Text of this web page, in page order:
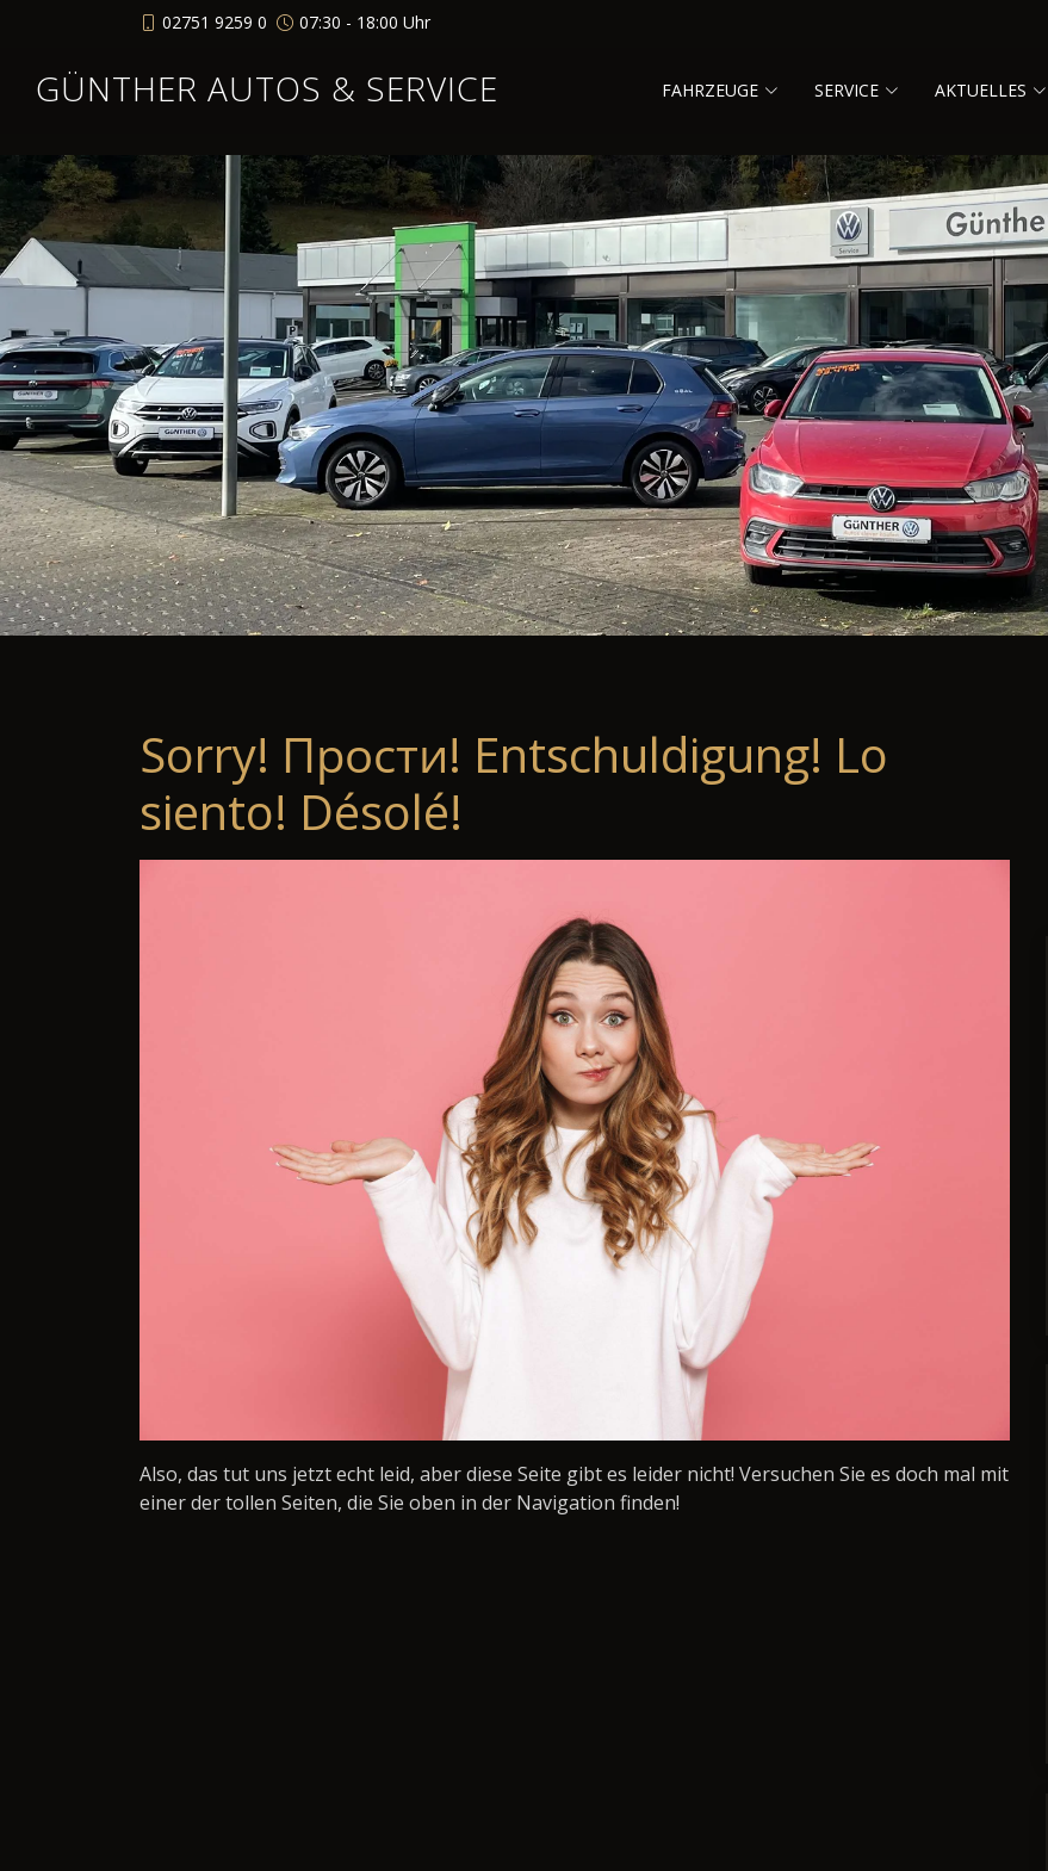
02751 9259 0 07:30 - 18:00 Uhr
GÜNTHER AUTOS & SERVICE FAHRZEUGE SERVICE AKTUELLES
Sorry! Прости! Entschuldigung! Lo
siento! Désolé!
Also, das tut uns jetzt echt leid, aber diese Seite gibt es leider nicht! Versuchen Sie es doch mal mit
einer der tollen Seiten, die Sie oben in der Navigation finden!